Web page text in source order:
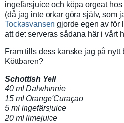
ingefärsjuice och köpa orgeat
(då jag inte orkar göra själv, som
Tockasvansen gjorde egen av för
att det serveras sådana här i vårt
Fram tills dess kanske jag på nytt
Köttbaren?
Schottish Yell
40 ml Dalwhinnie
15 ml Orange'Curaçao
5 ml ingefärsjuice
20 ml limejuice